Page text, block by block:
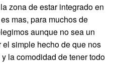
zona de estar integrado en
mas, para muchos de
aunque no sea un
simple hecho de que nos
la comodidad de tener todo